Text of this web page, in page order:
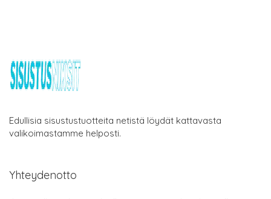
Edullisia sisustustuotteita netistä löydät kattavasta
valikoimastamme helposti.
Yhteydenotto